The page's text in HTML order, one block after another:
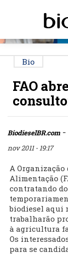
Bio
FAO
BiodieselBR.com-
nov 2011 - 19:17
A
Alimentação
contratando
biodiesel aqui
trabalharão
à agricultura
Os
para se